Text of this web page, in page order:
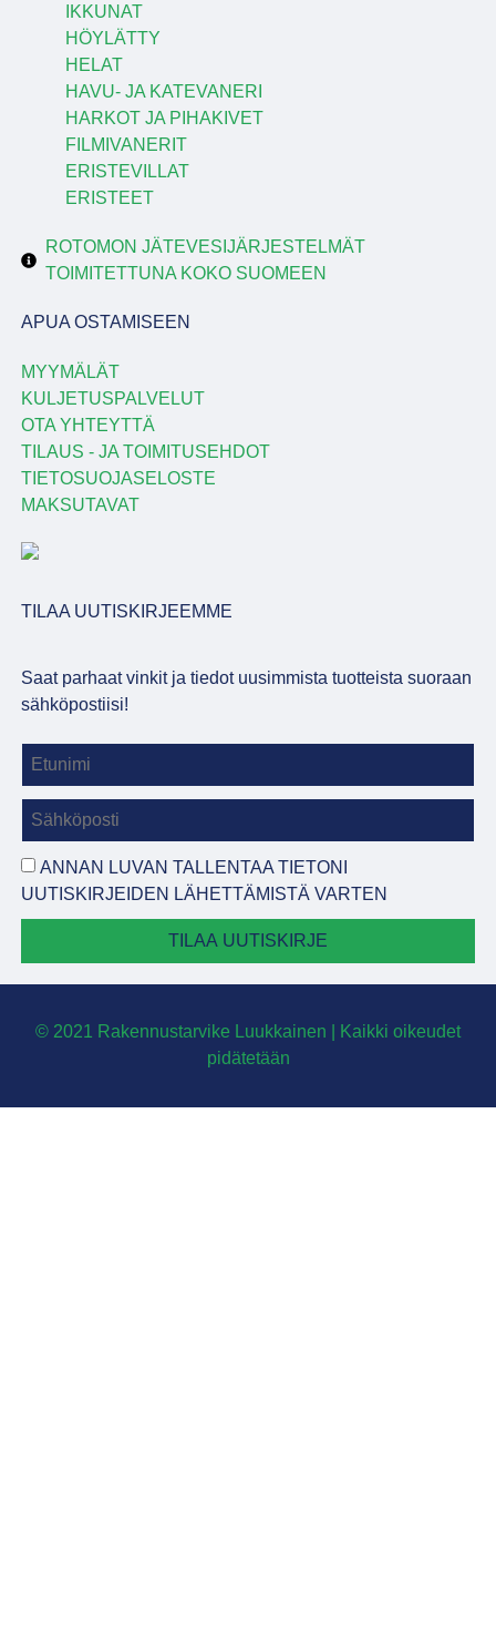
IKKUNAT
HÖYLÄTTY
HELAT
HAVU- JA KATEVANERI
HARKOT JA PIHAKIVET
FILMIVANERIT
ERISTEVILLAT
ERISTEET
ROTOMON JÄTEVESIJÄRJESTELMÄT
TOIMITETTUNA KOKO SUOMEEN
APUA OSTAMISEEN
MYYMÄLÄT
KULJETUSPALVELUT
OTA YHTEYTTÄ
TILAUS - JA TOIMITUSEHDOT
TIETOSUOJASELOSTE
MAKSUTAVAT
TILAA UUTISKIRJEEMME
Saat parhaat vinkit ja tiedot uusimmista tuotteista suoraan
sähköpostiisi!
ANNAN LUVAN TALLENTAA TIETONI
UUTISKIRJEIDEN LÄHETTÄMISTÄ VARTEN
TILAA UUTISKIRJE
© 2021 Rakennustarvike Luukkainen | Kaikki oikeudet
pidätetään